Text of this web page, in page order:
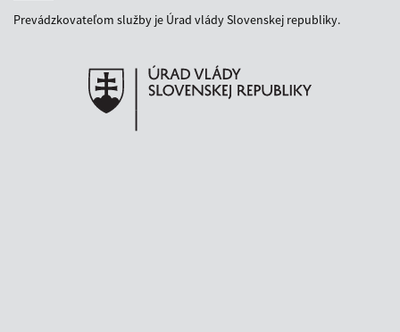
Prevádzkovateľom služby je Úrad vlády Slovenskej republiky.